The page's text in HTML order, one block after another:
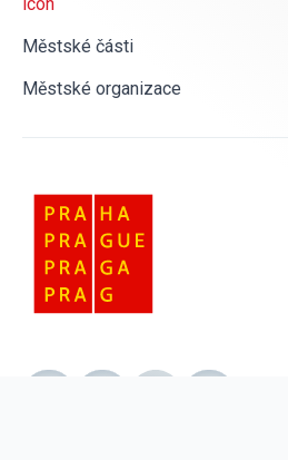
Městské části
Městské organizace